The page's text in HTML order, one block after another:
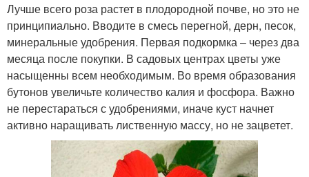
Лучше всего роза растет в плодородной почве, но это не
принципиально. Вводите в смесь перегной, дерн, песок,
минеральные удобрения. Первая подкормка – через два
месяца после покупки. В садовых центрах цветы уже
насыщенны всем необходимым. Во время образования
бутонов увеличьте количество калия и фосфора. Важно
не перестараться с удобрениями, иначе куст начнет
активно наращивать лиственную массу, но не зацветет.